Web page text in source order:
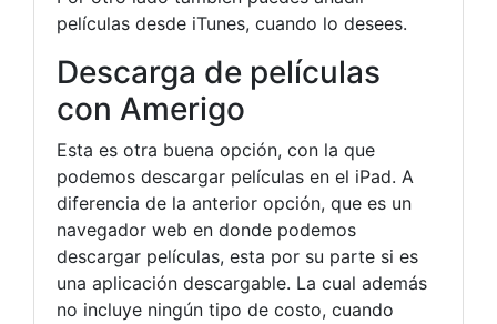
películas desde iTunes, cuando lo desees.
Descarga de películas
con Amerigo
Esta es otra buena opción, con la que
podemos descargar películas en el iPad. A
diferencia de la anterior opción, que es un
navegador web en donde podemos
descargar películas, esta por su parte si es
una aplicación descargable. La cual además
no incluye ningún tipo de costo, cuando